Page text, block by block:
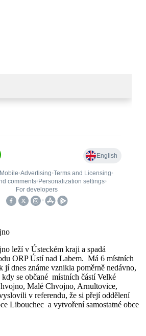
leží v Ústeckém kraji a spadá
ORP Ústí nad Labem. Má 6 místních
jí dnes známe vznikla poměrně nedávno,
se občané místních částí Velké
Malé Chvojno, Arnultovice,
v referendu, že si přejí oddělení
Libouchec a vytvoření samostatné obce